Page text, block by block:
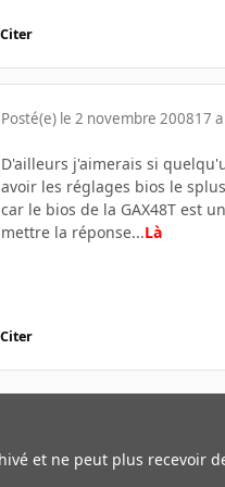
Citer
Posté(e) le 2 novembre 200817 a
D'ailleurs j'aimerais si
avoir les réglages bios le
car le bios de la GAX48T est
mettre la réponse...Là
Citer
et ne peut plus recevoir